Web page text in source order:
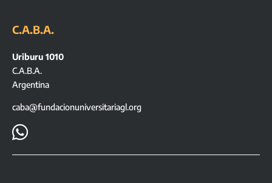
C.A.B.A.
Uriburu 1010
C.A.B.A.
Argentina
caba@fundacionuniversitariagl.org
